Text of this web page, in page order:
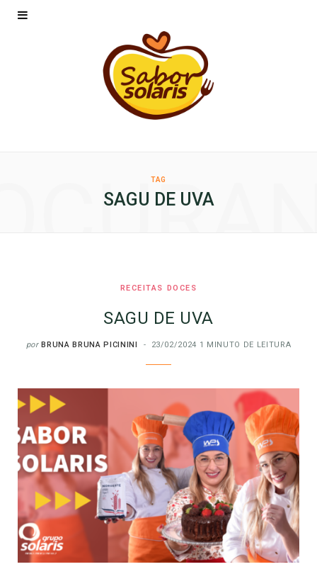
TAG
SAGU DE UVA
RECEITAS DOCES
SAGU DE UVA
por BRUNA BRUNA PICININI 23/02/2024 1 MINUTO DE LEITURA